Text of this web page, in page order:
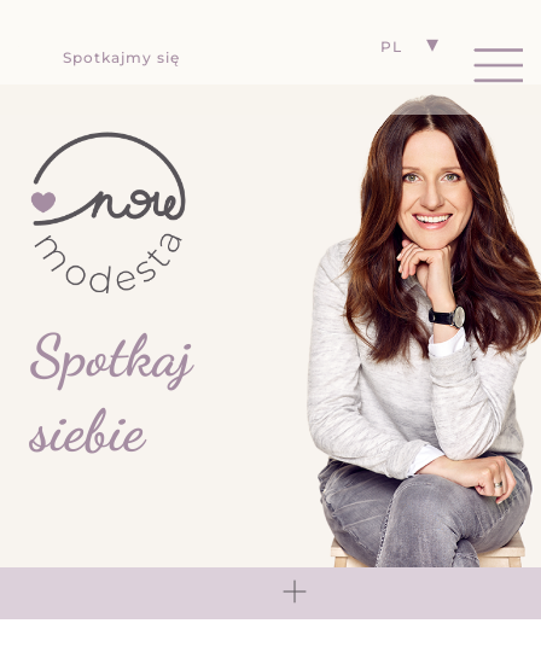
PL
Spotkajmy się
Spotkaj
siebie